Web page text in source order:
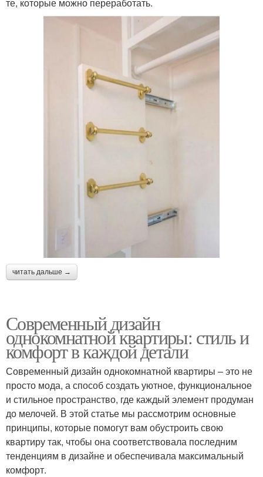
читать дальше →
Современный дизайн
однокомнатной квартиры: стиль и
комфорт в каждой детали
Современный дизайн однокомнатной квартиры – это не
просто мода, а способ создать уютное, функциональное
и стильное пространство, где каждый элемент продуман
до мелочей. В этой статье мы рассмотрим основные
принципы, которые помогут вам обустроить свою
квартиру так, чтобы она соответствовала последним
тенденциям в дизайне и обеспечивала максимальный
комфорт.